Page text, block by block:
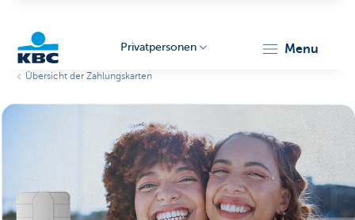
Privatpersonen menu
Übersicht der Zahlungskarten